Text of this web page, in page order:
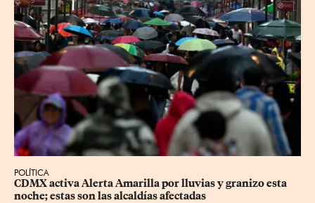
POLÍTICA
CDMX activa Alerta Amarilla por lluvias y granizo esta
noche; estas son las alcaldías afectadas